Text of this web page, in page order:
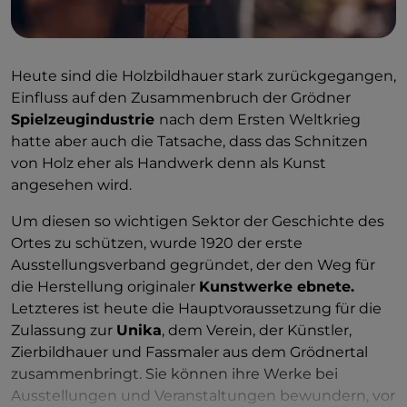
Heute sind die Holzbildhauer stark zurückgegangen,
Einfluss auf den Zusammenbruch der Grödner
Spielzeugindustrie nach dem Ersten Weltkrieg
hatte aber auch die Tatsache, dass das Schnitzen
von Holz eher als Handwerk denn als Kunst
angesehen wird.
Um diesen so wichtigen Sektor der Geschichte des
Ortes zu schützen, wurde 1920 der erste
Ausstellungsverband gegründet, der den Weg für
die Herstellung originaler Kunstwerke ebnete.
Letzteres ist heute die Hauptvoraussetzung für die
Zulassung zur Unika, dem Verein, der Künstler,
Zierbildhauer und Fassmaler aus dem Grödnertal
zusammenbringt. Sie können ihre Werke bei
Ausstellungen und Veranstaltungen bewundern, vor